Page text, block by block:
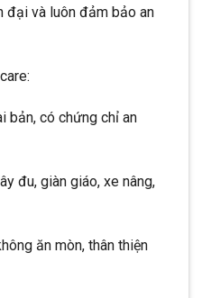
đại và luôn đảm bảo an
bản, có chứng chỉ an
đu, giàn giáo, xe nâng,
ăn mòn, thân thiện